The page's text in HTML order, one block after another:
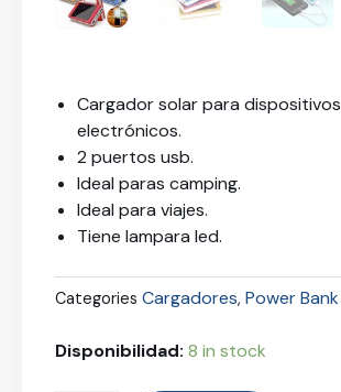
Cargador solar para dispositivos
electrónicos.
2 puertos usb.
Ideal paras camping.
Ideal para viajes.
Tiene lampara led.
Categories Cargadores, Power Bank
Disponibilidad: 8 in stock